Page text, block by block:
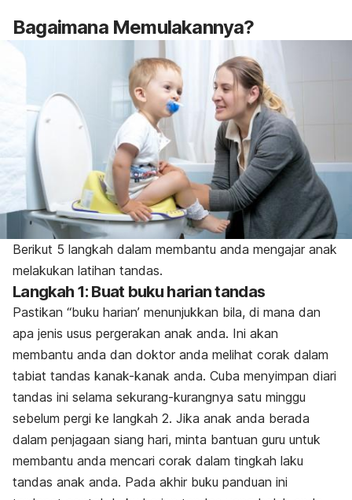
Bagaimana Memulakannya?
Berikut 5 langkah dalam membantu anda mengajar anak
melakukan latihan tandas.
Langkah 1: Buat buku harian tandas
Pastikan “buku harian’ menunjukkan bila, di mana dan
apa jenis usus pergerakan anak anda. Ini akan
membantu anda dan doktor anda melihat corak dalam
tabiat tandas kanak-kanak anda. Cuba menyimpan diari
tandas ini selama sekurang-kurangnya satu minggu
sebelum pergi ke langkah 2. Jika anak anda berada
dalam penjagaan siang hari, minta bantuan guru untuk
membantu anda mencari corak dalam tingkah laku
tandas anak anda. Pada akhir buku panduan ini